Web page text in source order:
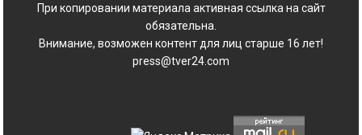
При копировании материала активная ссылка на сайт
обязательна.
Внимание, возможен контент для лиц старше 16 лет!
press@tver24.com